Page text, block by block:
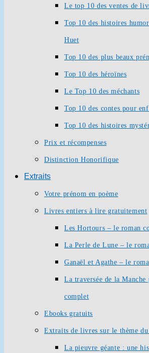
Le top 10 des ventes de
Top 10 des histoires
Huet
Top 10 des plus beaux
Top 10 des héroïnes
Le Top 10 des méchants
Top 10 des contes pour
Top 10 des histoires
Prix et récompenses
Distinction Honorifique
Extraits
Votre prénom en poème
Livres entiers à lire gratuitement
Les Hortours – le roman
La Perle de Lune – le
Ganaël et Agathe – le
La traversée de la
complet
Ebooks gratuits
Extraits de livres sur le thème
La pieuvre géante : une